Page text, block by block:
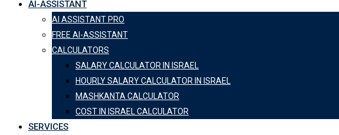
AI-ASSISTANT
AI ASSISTANT PRO
FREE AI-ASSISTANT
CALCULATORS
SALARY CALCULATOR IN ISRAEL
HOURLY SALARY CALCULATOR IN ISRAEL
MASHKANTA CALCULATOR
COST IN ISRAEL CALCULATOR
SERVICES